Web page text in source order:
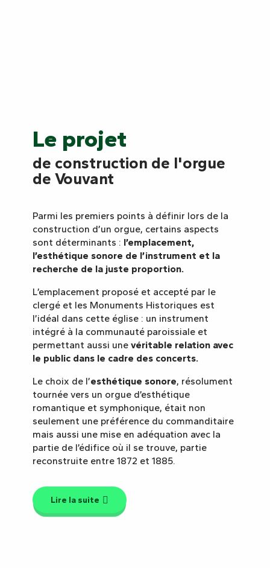
Le projet
de construction de l'orgue
de Vouvant
Parmi les premiers points à définir lors de la
construction d’un orgue, certains aspects
sont déterminants : l’emplacement,
l’esthétique sonore de l’instrument et la
recherche de la juste proportion.
L’emplacement proposé et accepté par le
clergé et les Monuments Historiques est
l’idéal dans cette église : un instrument
intégré à la communauté paroissiale et
permettant aussi une véritable relation avec
le public dans le cadre des concerts.
Le choix de l’esthétique sonore, résolument
tournée vers un orgue d’esthétique
romantique et symphonique, était non
seulement une préférence du commanditaire
mais aussi une mise en adéquation avec la
partie de l’édifice où il se trouve, partie
reconstruite entre 1872 et 1885.
Lire la suite